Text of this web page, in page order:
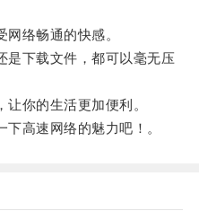
络畅通的快感。
下载文件，都可以毫无压
你的生活更加便利。
高速网络的魅力吧！。